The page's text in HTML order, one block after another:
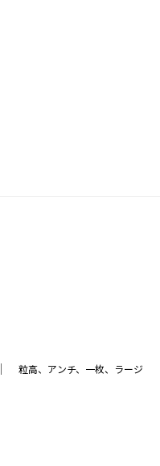
｜ 粒高、アンチ、一枚、ラージ